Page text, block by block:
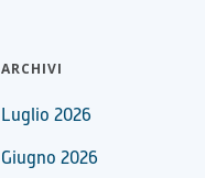
ARCHIVI
Luglio 2026
Giugno 2026